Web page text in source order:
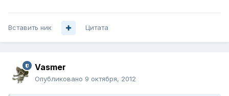
Вставить ник Цитата
Vasmer
Опубликовано 9 октября, 2012